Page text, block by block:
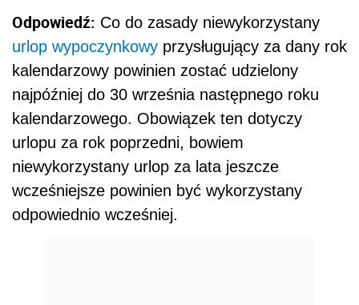
Odpowiedź: Co do zasady niewykorzystany
urlop wypoczynkowy przysługujący za dany rok
kalendarzowy powinien zostać udzielony
najpóźniej do 30 września następnego roku
kalendarzowego. Obowiązek ten dotyczy
urlopu za rok poprzedni, bowiem
niewykorzystany urlop za lata jeszcze
wcześniejsze powinien być wykorzystany
odpowiednio wcześniej.